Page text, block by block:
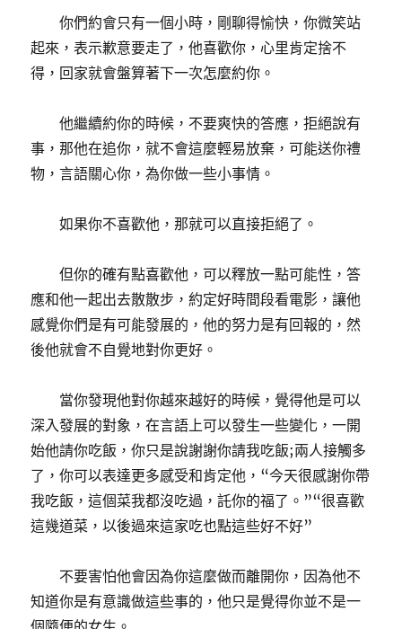
你們約會只有一個小時，剛聊得愉快，你微笑站
起來，表示歉意要走了，他喜歡你，心里肯定捨不
得，回家就會盤算著下一次怎麼約你。
他繼續約你的時候，不要爽快的答應，拒絕說有
事，那他在追你，就不會這麼輕易放棄，可能送你禮
物，言語關心你，為你做一些小事情。
如果你不喜歡他，那就可以直接拒絕了。
但你的確有點喜歡他，可以釋放一點可能性，答
應和他一起出去散散步，約定好時間段看電影，讓他
感覺你們是有可能發展的，他的努力是有回報的，然
後他就會不自覺地對你更好。
當你發現他對你越來越好的時候，覺得他是可以
深入發展的對象，在言語上可以發生一些變化，一開
始他請你吃飯，你只是說謝謝你請我吃飯;兩人接觸多
了，你可以表達更多感受和肯定他，“今天很感謝你帶
我吃飯，這個菜我都沒吃過，託你的福了。”“很喜歡
這幾道菜，以後過來這家吃也點這些好不好”
不要害怕他會因為你這麼做而離開你，因為他不
知道你是有意識做這些事的，他只是覺得你並不是一